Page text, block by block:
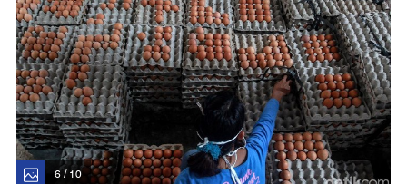
6 / 10